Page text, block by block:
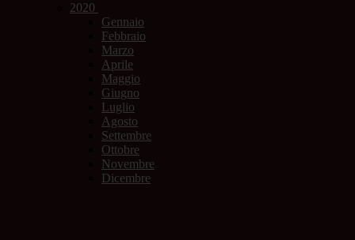
2020
Gennaio
Febbraio
Marzo
Aprile
Maggio
Giugno
Luglio
Agosto
Settembre
Ottobre
Novembre
Dicembre